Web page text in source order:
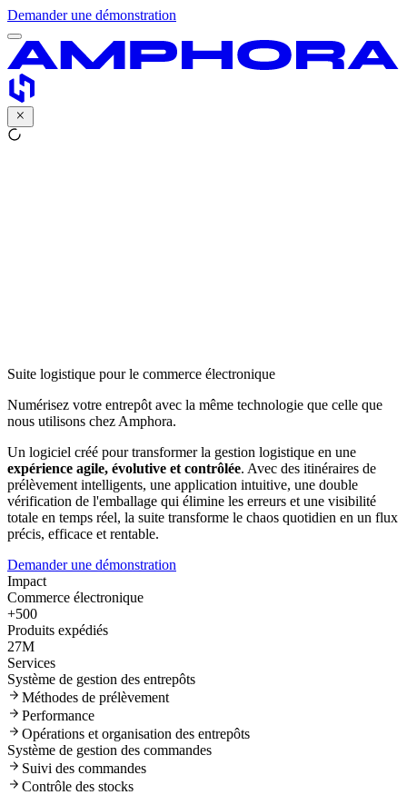
Demander une démonstration
Suite logistique pour le commerce électronique
Numérisez votre entrepôt avec la même technologie que celle que
nous utilisons chez Amphora.
Un logiciel créé pour transformer la gestion logistique en une
expérience agile, évolutive et contrôlée. Avec des itinéraires de
prélèvement intelligents, une application intuitive, une double
vérification de l'emballage qui élimine les erreurs et une visibilité
totale en temps réel, la suite transforme le chaos quotidien en un flux
précis, efficace et rentable.
Demander une démonstration
Impact
Commerce électronique
+500
Produits expédiés
27M
Services
Système de gestion des entrepôts
Méthodes de prélèvement
Performance
Opérations et organisation des entrepôts
Système de gestion des commandes
Suivi des commandes
Contrôle des stocks